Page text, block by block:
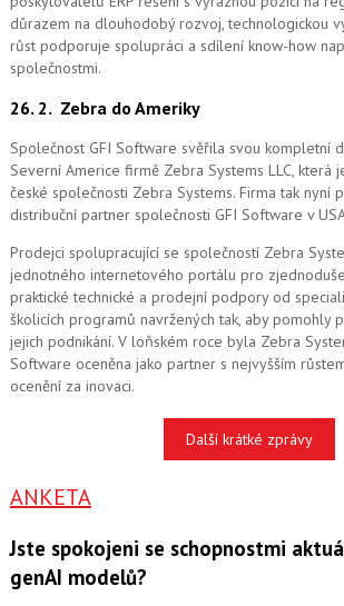
důrazem na dlouhodobý rozvoj, technologickou
růst podporuje spolupráci a sdílení know-how
společnostmi.
26. 2. Zebra do Ameriky
Společnost GFI Software svěřila svou kompletní
Severní Americe firmě Zebra Systems LLC, která
české společnosti Zebra Systems. Firma tak nyní
distribuční partner společnosti GFI Software v
Prodejci spolupracující se společností Zebra
jednotného internetového portálu pro
praktické technické a prodejní podpory od
školicích programů navržených tak, aby pomohly
jejich podnikání. V loňském roce byla Zebra
Software oceněna jako partner s nejvyšším
ocenění za inovaci.
Další krátké zprávy
ANKETA
Jste spokojeni se schopnostmi
genAI modelů?